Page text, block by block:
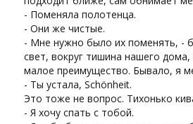
- Поменяла полотенца.
- Они же чистые.
- Мне нужно было их поменять, -
свет, вокруг тишина нашего
малое преимущество. Бывало, я
- Ты устала, Schönheit.
Это тоже не вопрос. Тихонько
- Я хочу спать с тобой.